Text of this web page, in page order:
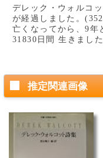
デレック・ウォルコ
が経過しました。
亡くなってから、9年
31830日間 生きました
推定関連画像